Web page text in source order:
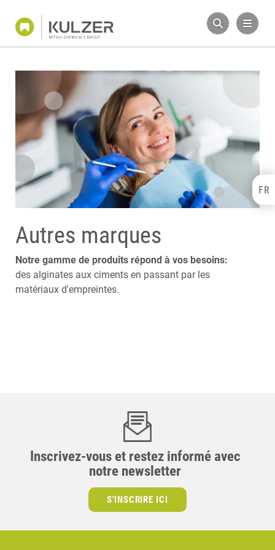
Kulzer Benelux FR
Autres marques
Notre gamme de produits répond à vos besoins:
des alginates aux ciments en passant par les
matériaux d'empreintes.
Inscrivez-vous et restez informé avec
notre newsletter
S'INSCRIRE ICI